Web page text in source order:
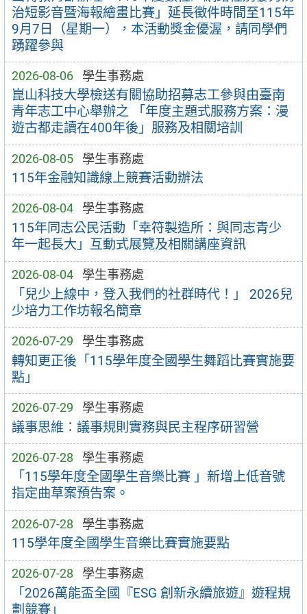
治短影音暨海報繪畫比賽」延長徵件時間至115年
9月7日（星期一），本活動獎金優渥，請同學們
踴躍參與
2026-08-06 學生事務處
崑山科技大學檢送有關協助招募志工參與由臺南
青年志工中心舉辦之 「年度主題式服務方案：漫
遊古都走讀在400年後」服務及相關培訓
2026-08-05 學生事務處
115年金融知識線上競賽活動辦法
2026-08-04 學生事務處
115年同志公民活動「幸符製造所：與同志青少
年一起長大」互動式展覽及相關講座資訊
2026-08-04 學生事務處
「兒少上線中，登入我們的社群時代！」 2026兒
少培力工作坊報名簡章
2026-07-29 學生事務處
轉知更正後「115學年度全國學生舞蹈比賽實施要
點」
2026-07-29 學生事務處
議事思維：議事規則實務與民主程序研習營
2026-07-28 學生事務處
「115學年度全國學生音樂比賽 」新增上低音號
指定曲草案預告案。
2026-07-28 學生事務處
115學年度全國學生音樂比賽實施要點
2026-07-28 學生事務處
「2026萬能盃全國『ESG 創新永續旅遊』遊程規
劃競賽」